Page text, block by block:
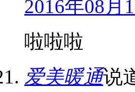
2016年08月
啦啦啦
爱美暖通说